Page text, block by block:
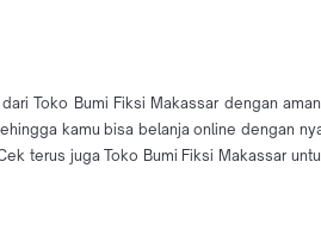
Toko Bumi Fiksi Makassar dengan
kamu bisa belanja online dengan
terus juga Toko Bumi Fiksi Makassar